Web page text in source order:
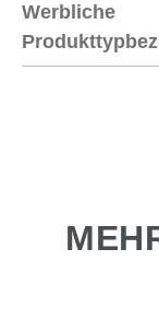
Werbliche